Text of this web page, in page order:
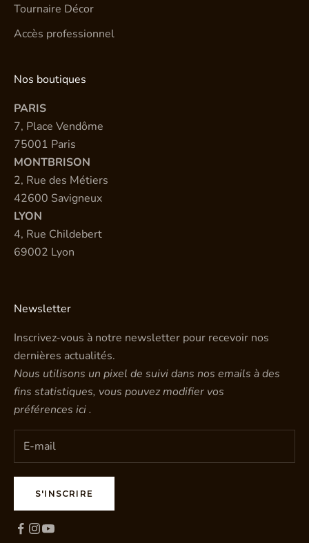
Tournaire Décor
Accès professionnel
Nos boutiques
PARIS
7, Place Vendôme
75001 Paris
MONTBRISON
2, Rue des Métiers
42600 Savigneux
LYON
4, Rue Childebert
69002 Lyon
Newsletter
Inscrivez-vous à notre newsletter pour recevoir nos
dernières actualités.
Nous utilisons un pixel de suivi dans nos emails à des
fins statistiques, vous pouvez modifier vos
préférences ici.
S'INSCRIRE